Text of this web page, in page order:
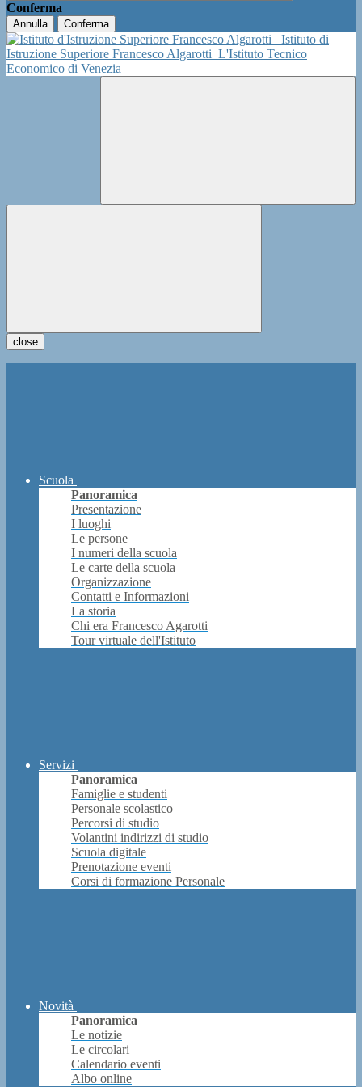
Conferma
Annulla Conferma
Istituto di
Istruzione Superiore Francesco Algarotti L'Istituto Tecnico
Economico di Venezia
close
Scuola
Panoramica
Presentazione
I luoghi
Le persone
I numeri della scuola
Le carte della scuola
Organizzazione
Contatti e Informazioni
La storia
Chi era Francesco Agarotti
Tour virtuale dell'Istituto
Servizi
Panoramica
Famiglie e studenti
Personale scolastico
Percorsi di studio
Volantini indirizzi di studio
Scuola digitale
Prenotazione eventi
Corsi di formazione Personale
Novità
Panoramica
Le notizie
Le circolari
Calendario eventi
Albo online